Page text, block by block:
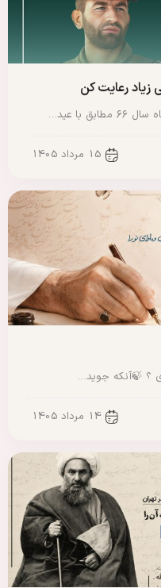
رعایت کن
با عید…
15 مرداد 1405
؟ 🍃آنکه جوید…
14 مرداد 1405